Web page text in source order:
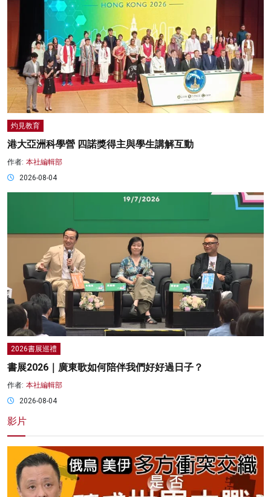
灼見教育
港大亞洲科學營 四諾獎得主與學生講解互動
作者: 本社編輯部
2026-08-04
2026書展巡禮
書展2026｜廣東歌如何陪伴我們好好過日子？
作者: 本社編輯部
2026-08-04
影片